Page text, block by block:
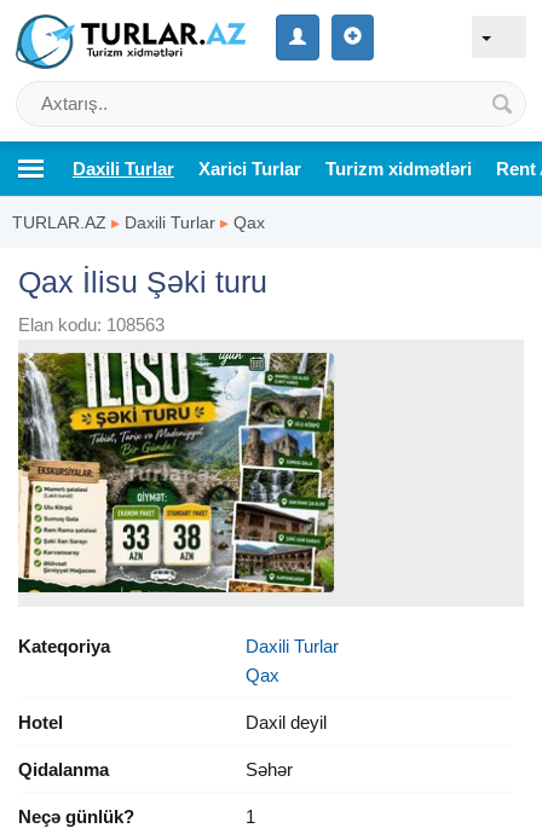
Daxili Turlar Xarici Turlar Turizm xidmətləri Rent
TURLAR.AZ ▸ Daxili Turlar ▸ Qax
Qax İlisu Şəki turu
Elan kodu: 108563
Kateqoriya
Daxili Turlar
Qax
Hotel Daxil deyil
Qidalanma Səhər
Neçə günlük? 1